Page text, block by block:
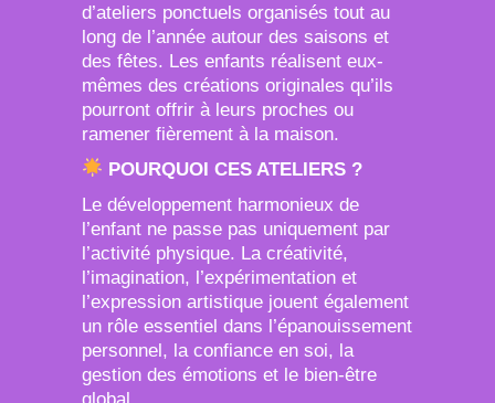
d’ateliers ponctuels organisés tout au
long de l’année autour des saisons et
des fêtes. Les enfants réalisent eux-
mêmes des créations originales qu’ils
pourront offrir à leurs proches ou
ramener fièrement à la maison.
POURQUOI CES ATELIERS ?
Le développement harmonieux de
l’enfant ne passe pas uniquement par
l’activité physique. La créativité,
l’imagination, l’expérimentation et
l’expression artistique jouent également
un rôle essentiel dans l’épanouissement
personnel, la confiance en soi, la
gestion des émotions et le bien-être
global.